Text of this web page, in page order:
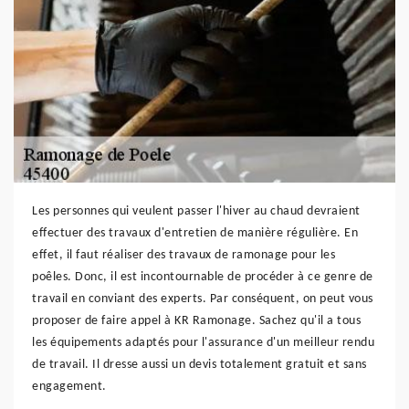
Les personnes qui veulent passer l'hiver au chaud devraient
effectuer des travaux d'entretien de manière régulière. En
effet, il faut réaliser des travaux de ramonage pour les
poêles. Donc, il est incontournable de procéder à ce genre de
travail en conviant des experts. Par conséquent, on peut vous
proposer de faire appel à KR Ramonage. Sachez qu'il a tous
les équipements adaptés pour l'assurance d'un meilleur rendu
de travail. Il dresse aussi un devis totalement gratuit et sans
engagement.